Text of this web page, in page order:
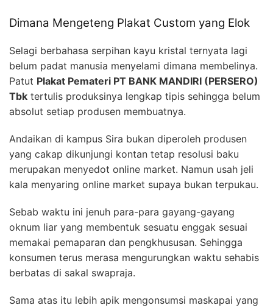
Dimana Mengeteng Plakat Custom yang Elok
Selagi berbahasa serpihan kayu kristal ternyata lagi
belum padat manusia menyelami dimana membelinya.
Patut Plakat Pemateri PT BANK MANDIRI (PERSERO)
Tbk tertulis produksinya lengkap tipis sehingga belum
absolut setiap produsen membuatnya.
Andaikan di kampus Sira bukan diperoleh produsen
yang cakap dikunjungi kontan tetap resolusi baku
merupakan menyedot online market. Namun usah jeli
kala menyaring online market supaya bukan terpukau.
Sebab waktu ini jenuh para-para gayang-gayang
oknum liar yang membentuk sesuatu enggak sesuai
memakai pemaparan dan pengkhususan. Sehingga
konsumen terus merasa mengurungkan waktu sehabis
berbatas di sakal swapraja.
Sama atas itu lebih apik mengonsumsi maskapai yang